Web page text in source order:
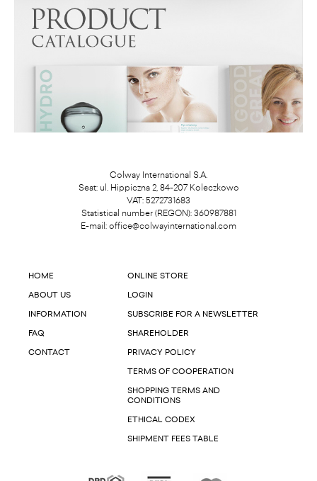
Colway International S.A.
Seat: ul. Hippiczna 2, 84-207 Koleczkowo
VAT: 5272731683
Statistical number (REGON): 360987881
E-mail: office@colwayinternational.com
HOME
ABOUT US
INFORMATION
FAQ
CONTACT
ONLINE STORE
LOGIN
SUBSCRIBE FOR A NEWSLETTER
SHAREHOLDER
PRIVACY POLICY
TERMS OF COOPERATION
SHOPPING TERMS AND
CONDITIONS
ETHICAL CODEX
SHIPMENT FEES TABLE